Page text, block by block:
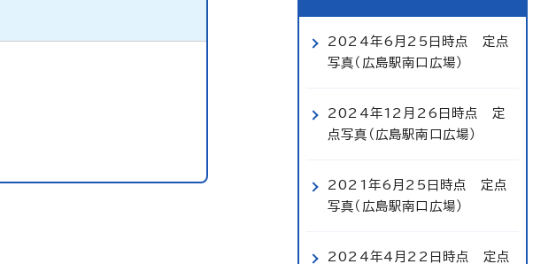
2024年6月25日時点 定点
写真（広島駅南口広場）
2024年12月26日時点 定
点写真（広島駅南口広場）
2021年6月25日時点 定点
写真（広島駅南口広場）
2024年4月22日時点 定点